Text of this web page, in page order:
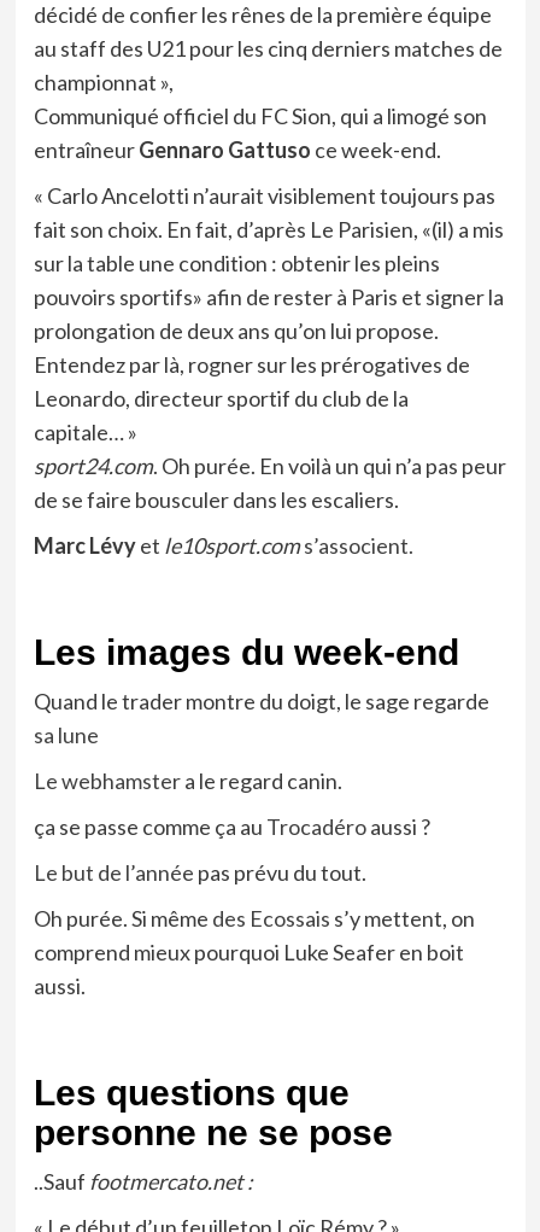
décidé de confier les rênes de la première équipe
au staff des U21 pour les cinq derniers matches de
championnat »,
Communiqué officiel du FC Sion, qui a limogé son
entraîneurGennaro Gattuso ce week-end.
« Carlo Ancelotti n’aurait visiblement toujours pas
fait son choix. En fait, d’après Le Parisien, «(il) a mis
sur la table une condition : obtenir les pleins
pouvoirs sportifs» afin de rester à Paris et signer la
prolongation de deux ans qu’on lui propose.
Entendez par là, rogner sur les prérogatives de
Leonardo, directeur sportif du club de la
capitale… »
sport24.com. Oh purée. En voilà un qui n’a pas peur
de se faire bousculer dans les escaliers.
Marc Lévyet le10sport.com s’associent.
Les images du week-end
Quand le trader montre du doigt, le sage regarde
sa lune
Le webhamstera le regard canin.
ça se passe comme ça au Trocadéroaussi ?
Le but de l’année pas prévu du tout.
Oh purée. Si même des Ecossais s’y mettent, on
comprend mieux pourquoi Luke Seafer en boit
aussi.
Les questions que
personne ne se pose
..Sauf footmercato.net :